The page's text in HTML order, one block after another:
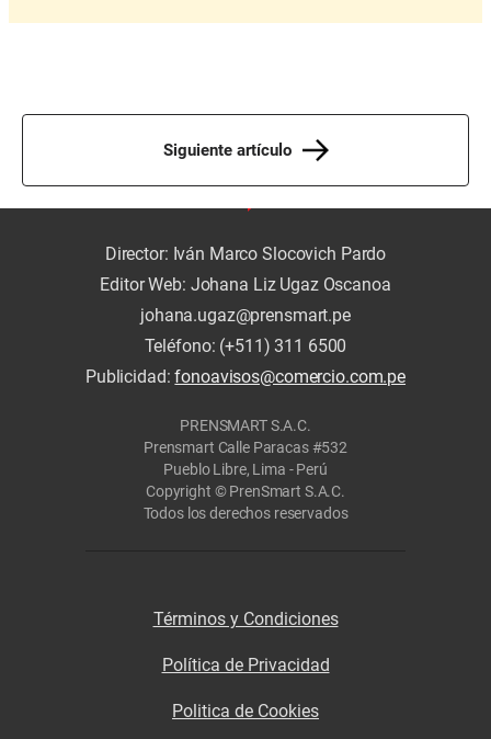
Siguiente artículo
Director: Iván Marco Slocovich Pardo
Editor Web: Johana Liz Ugaz Oscanoa
johana.ugaz@prensmart.pe
Teléfono: (+511) 311 6500
Publicidad:fonoavisos@comercio.com.pe
PRENSMART S.A.C.
Prensmart Calle Paracas #532
Pueblo Libre, Lima - Perú
Copyright © PrenSmart S.A.C.
Todos los derechos reservados
Términos y Condiciones
Política de Privacidad
Politica de Cookies